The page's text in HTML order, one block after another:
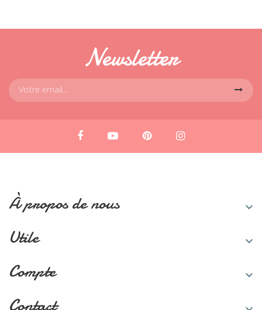
Newsletter
À propos de nous 
Utile 
Compte 
Contact